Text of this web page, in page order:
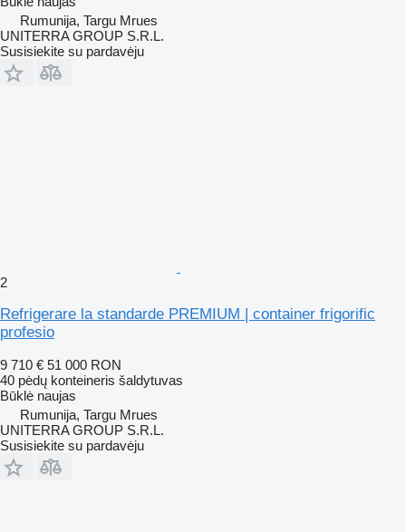
Rumunija, Targu Mrues
UNITERRA GROUP S.R.L.
Susisiekite su pardavėju
2
Refrigerare la standarde PREMIUM | container frigorific
profesio
9 710 € 51 000 RON
40 pėdų konteineris šaldytuvas
Būklė naujas
Rumunija, Targu Mrues
UNITERRA GROUP S.R.L.
Susisiekite su pardavėju